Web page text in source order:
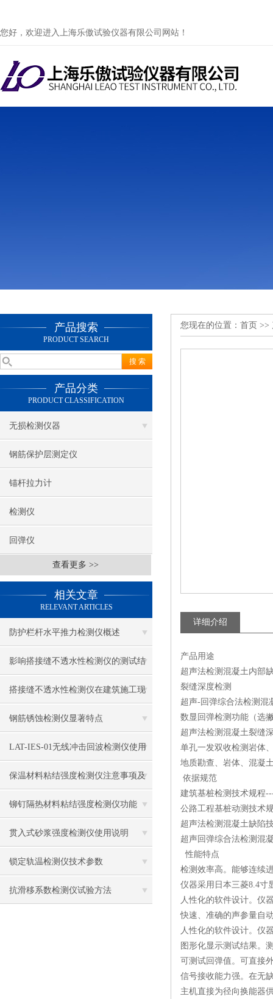
您好，欢迎进入上海乐傲试验仪器有限公司网站！
产品搜索
PRODUCT SEARCH
产品分类
PRODUCT CLASSIFICATION
无损检测仪器
钢筋保护层测定仪
锚杆拉力计
检测仪
回弹仪
查看更多 >>
相关文章
RELEVANT ARTICLES
防护栏杆水平推力检测仪概述
影响搭接缝不透水性检测仪的测试结
果的因素有哪些？
搭接缝不透水性检测仪在建筑施工现
场中的应用
钢筋锈蚀检测仪显著特点
LAT-IES-01无线冲击回波检测仪使用
操作方法
保温材料粘结强度检测仪注意事项及
保养
铆钉隔热材料粘结强度检测仪功能
贯入式砂浆强度检测仪使用说明
锁定轨温检测仪技术参数
抗滑移系数检测仪试验方法
您现在的位置： 首页 >>
详细介绍
产品用途
超声法检测混凝土内部
裂缝深度检测
超声-回弹综合法检测混
数显回弹检测功能（选
超声法检测混凝土裂缝
单孔一发双收检测岩体
地质勘查、岩体、混凝
依据规范
建筑基桩检测技术规程
公路工程基桩动测技术
超声法检测混凝土缺陷
超声回弹综合法检测混
性能特点
检测效率高。能够连续
仪器采用日本三菱8.4寸
人性化的软件设计。仪
快速、准确的声参量自
人性化的软件设计。仪
图形化显示测试结果。
可测试回弹值。可直接
信号接收能力强。在无
主机直接为径向换能器